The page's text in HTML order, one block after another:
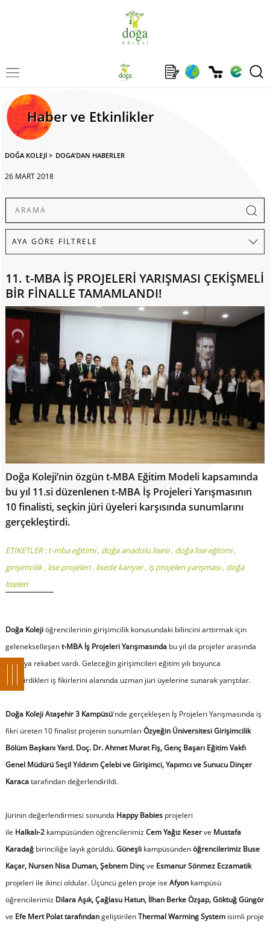
Haber ve Etkinlikler
DOĞA KOLEJİ > DOGA'DAN HABERLER
26 MART 2018
11. t-MBA İŞ PROJELERİ YARIŞMASI ÇEKİŞMELİ
BİR FİNALLE TAMAMLANDI!
Doğa Koleji’nin özgün t-MBA Eğitim Modeli kapsamında
bu yıl 11.si düzenlenen t-MBA İş Projeleri Yarışmasının
10 finalisti, seçkin jüri üyeleri karşısında sunumlarını
gerçekleştirdi.
ETİKETLER :t-mba eğitimi, doğa anadolu lisesi, doğa lise eğitimi,
girişimcilik, lise projeleri, lisede kariyer, iş projeleri yarışması, doğa
liseleri
Doğa Kolejiöğrencilerinin girişimcilik konusundaki bilincini arttırmak için
gelenekselleşent-MBA İş Projeleri Yarışmasında bu yıl da projeler arasında
kıyasıya rekabet vardı. Geleceğin girişimcileri eğitim yılı boyunca
geliştirdikleri iş fikirlerini alanında uzman jüri üyelerine sunarak yarıştılar.
Doğa Koleji Ataşehir 3 Kampüsü'nde gerçekleşen İş Projeleri Yarışmasında iş
fikri üreten 10 finalist projenin sunumları Özyeğin Üniversitesi Girişimcilik
Bölüm Başkanı Yard. Doç. Dr. Ahmet Murat Fiş, Genç Başarı Eğitim Vakfı
Genel Müdürü Seçil Yıldırım Çelebi ve Girişimci, Yapımcı ve Sunucu Dinçer
Karacatarafından değerlendirildi.
Jürinin değerlendirmesi sonunda Happy Babies projeleri
ile Halkalı-2kampüsünden öğrencilerimizCem Yağız Keserve Mustafa
Karadağ birinciliğe layık görüldü.Güneşlikampüsündenöğrencilerimiz Buse
Kaçar, Nursen Nisa Duman, Şebnem Dinçve Esmanur Sönmez Eczamatik
projeleri ile ikinci oldular. Üçüncü gelen proje ise Afyonkampüsü
öğrencilerimizDilara Aşık, Çağlasu Hatun, İlhan Berke Özşap, Göktuğ Güngör
ve Efe Mert Polat tarafındangeliştirilenThermal Warming Systemisimli proje